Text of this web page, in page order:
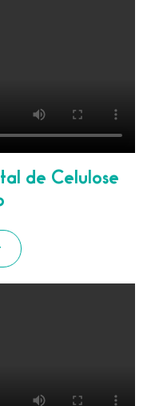
de Celulose